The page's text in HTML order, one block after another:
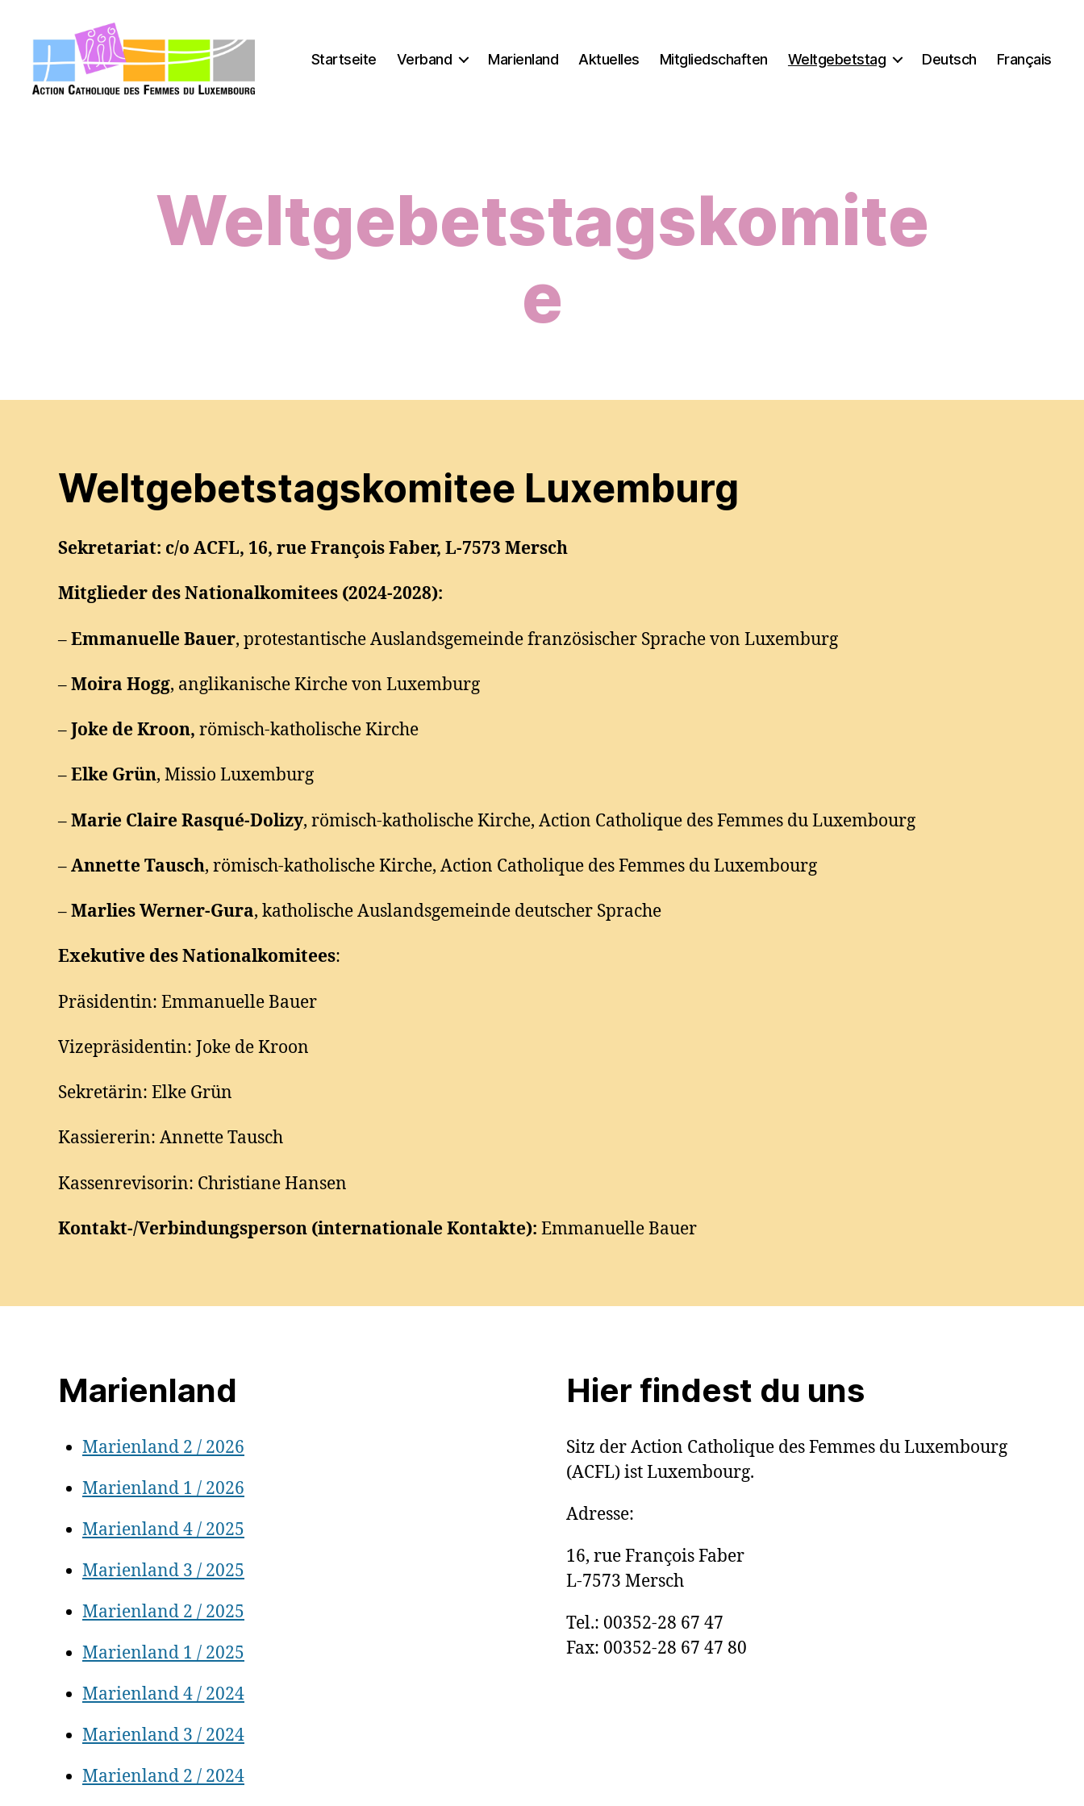
Startseite Verband Marienland Aktuelles Mitgliedschaften Weltgebetstag Deutsch Français
Weltgebetstagskomite
e
Weltgebetstagskomitee Luxemburg
Sekretariat: c/o ACFL, 16, rue François Faber, L-7573 Mersch
Mitglieder des Nationalkomitees (2024-2028):
–Emmanuelle Bauer, protestantische Auslandsgemeinde französischer Sprache von Luxemburg
–Moira Hogg, anglikanische Kirche von Luxemburg
–Joke de Kroon, römisch-katholische Kirche
–Elke Grün, Missio Luxemburg
–Marie Claire Rasqué-Dolizy, römisch-katholische Kirche, Action Catholique des Femmes du Luxembourg
–Annette Tausch, römisch-katholische Kirche, Action Catholique des Femmes du Luxembourg
–Marlies Werner-Gura, katholische Auslandsgemeinde deutscher Sprache
Exekutive des Nationalkomitees:
Präsidentin: Emmanuelle Bauer
Vizepräsidentin: Joke de Kroon
Sekretärin: Elke Grün
Kassiererin: Annette Tausch
Kassenrevisorin: Christiane Hansen
Kontakt-/Verbindungsperson (internationale Kontakte): Emmanuelle Bauer
Marienland
Marienland 2 / 2026
Marienland 1 / 2026
Marienland 4 / 2025
Marienland 3 / 2025
Marienland 2 / 2025
Marienland 1 / 2025
Marienland 4 / 2024
Marienland 3 / 2024
Marienland 2 / 2024
Hier findest du uns
Sitz der Action Catholique des Femmes du Luxembourg
(ACFL) ist Luxembourg.
Adresse:
16, rue François Faber
L-7573 Mersch
Tel.: 00352-28 67 47
Fax: 00352-28 67 47 80